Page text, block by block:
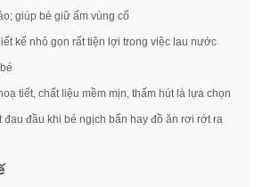
giúp bé giữ ấm vùng cổ
kế nhỏ gọn rất tiện lợi trong việc lau nước
tiết, chất liệu mềm mịn, thấm hút là lựa chọn
đau đầu khi bé ngịch bẩn hay đồ ăn rơi rớt ra